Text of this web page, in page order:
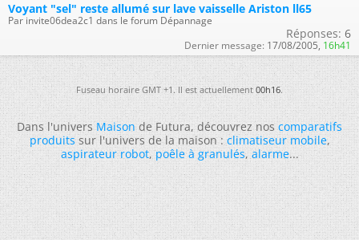
Voyant "sel" reste allumé sur lave vaisselle Ariston ll65
Par invite06dea2c1 dans le forum Dépannage
Réponses: 6
Dernier message: 17/08/2005, 16h41
Fuseau horaire GMT +1. Il est actuellement00h16.
Dans l'universMaisonde Futura, découvrez noscomparatifs
produitssur l'univers de la maison :climatiseur mobile,
aspirateur robot,poêle à granulés,alarme...